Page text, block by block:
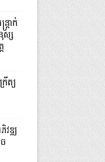
រាក់
ស្ស
ត្យ
វឌ្ឍ